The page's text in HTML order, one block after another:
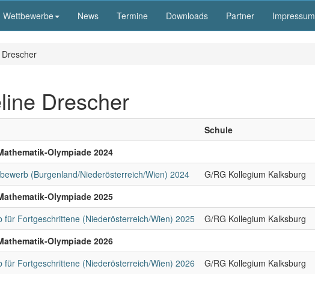
Wettbewerbe News Termine Downloads Partner Impressum
Drescher
Schule
Olympiade 2024
(Burgenland/Niederösterreich/Wien) 2024
G/RG Kollegium Kalksburg
Olympiade 2025
für Fortgeschrittene (Niederösterreich/Wien) 2025
G/RG Kollegium Kalksburg
Olympiade 2026
für Fortgeschrittene (Niederösterreich/Wien) 2026
G/RG Kollegium Kalksburg